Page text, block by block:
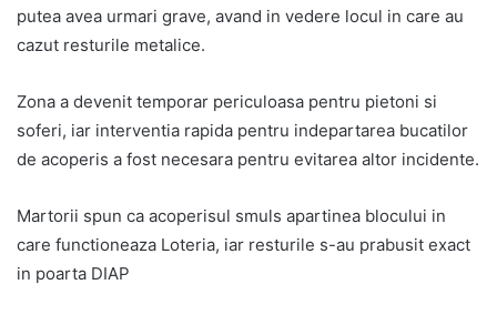
putea avea urmari grave, avand in vedere locul in care au
cazut resturile metalice.
Zona a devenit temporar periculoasa pentru pietoni si
soferi, iar interventia rapida pentru indepartarea bucatilor
de acoperis a fost necesara pentru evitarea altor incidente.
Martorii spun ca acoperisul smuls apartinea blocului in
care functioneaza Loteria, iar resturile s-au prabusit exact
in poarta DIAP